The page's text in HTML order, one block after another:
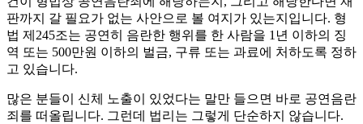
판까지 갈 필요가 없는 사안으로 볼 여지가 있는지입니다. 형
법 제245조는 공연히 음란한 행위를 한 사람을 1년 이하의 징
역 또는 500만원 이하의 벌금, 구류 또는 과료에 처하도록 정하
고 있습니다.
많은 분들이 신체 노출이 있었다는 말만 들으면 바로 공연음란
죄를 떠올립니다. 그런데 법리는 그렇게 단순하지 않습니다.